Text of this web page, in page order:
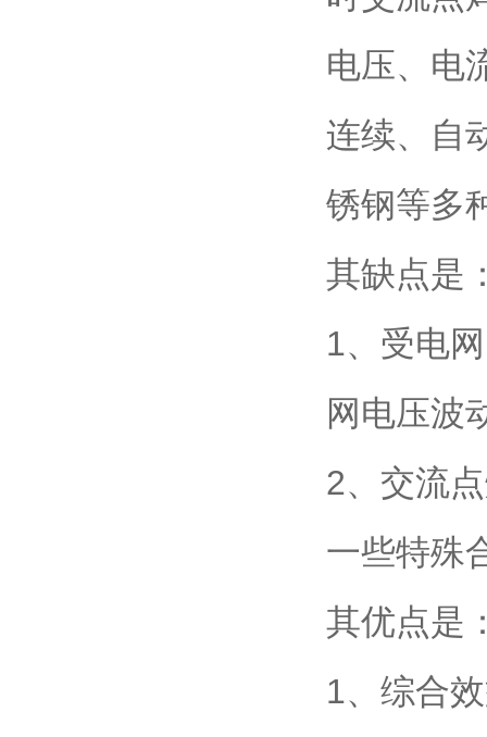
电压、电
连续、自
锈钢等多
其缺点是
1、受电
网电压波
2、交流
一些特殊
其优点是
1、综合